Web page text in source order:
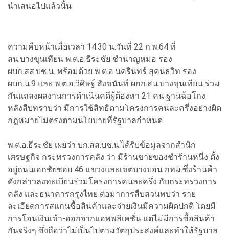
นำเสนอไปแล้วนั้น
ความคืบหน้าเมื่อเวลา 14.30 น.วันที่ 22 ก.พ.64 ที่
สน.บางขุนเทียน พ.ต.อ.ธีระชัย ชำนาญหมอ รอง
ผบก.สส.บช.น. พร้อมด้วย พ.ต.อ.นครินทร์ สุคนธวิท รอง
ผบก.น.9 และ พ.ต.อ.วิศิษฐ์ สังขนันท์ ผกก.สน.บางขุนเทียน ร่วม
กันแถลงผลงานการดำเนินคดีผู้ต้องหา 21 คน ฐานฉ้อโกง
หลังสืบทราบว่า มีการใช้สิทธิตามโครงการคนละครึ่งอย่างผิด
กฎหมายไม่ตรงตามนโยบายที่รัฐบาลกำหนด
พ.ต.อ.ธีระชัย เผยว่า บก.สส.บช.น.ได้รับข้อมูลจากสำนัก
เศรษฐกิจ กระทรวงการคลัง ว่า มีร้านขายของชำร้านหนึ่ง ตั้ง
อยู่ถนนเอกชัยซอย 46 แขวงและเขตบางบอน กทม.ซึ่งร้านค้า
ดังกล่าวลงทะเบียนร่วมโครงการคนละครึ่ง กับกระทรวงการ
คลัง และธนาคารกรุงไทย ต่อมาการสืบสวนพบว่า ราย
ละเอียดการสแกนซื้อสินค้าและจ่ายเงินมีความผิดปกติ โดยมี
การโอนเงินเข้า-ออกจากแอพพลิเคชั่น แต่ไม่มีการซื้อสินค้า
กันจริงๆ ซึ่งถือว่าไม่เป็นไปตามวัตถุประสงค์และทำให้รัฐบาล